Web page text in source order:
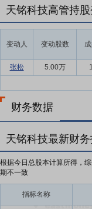
天铭科技高管持
变动人 变动股数
张松 5.00万
财务数据
天铭科技最新财
根据今日总股本计算所得，
期不一致
指标名称